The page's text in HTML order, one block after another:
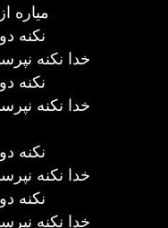
میاره
نکنه
خدا نکنه
نکنه
خدا نکنه
نکنه
خدا نکنه
نکنه
خدا نکنه